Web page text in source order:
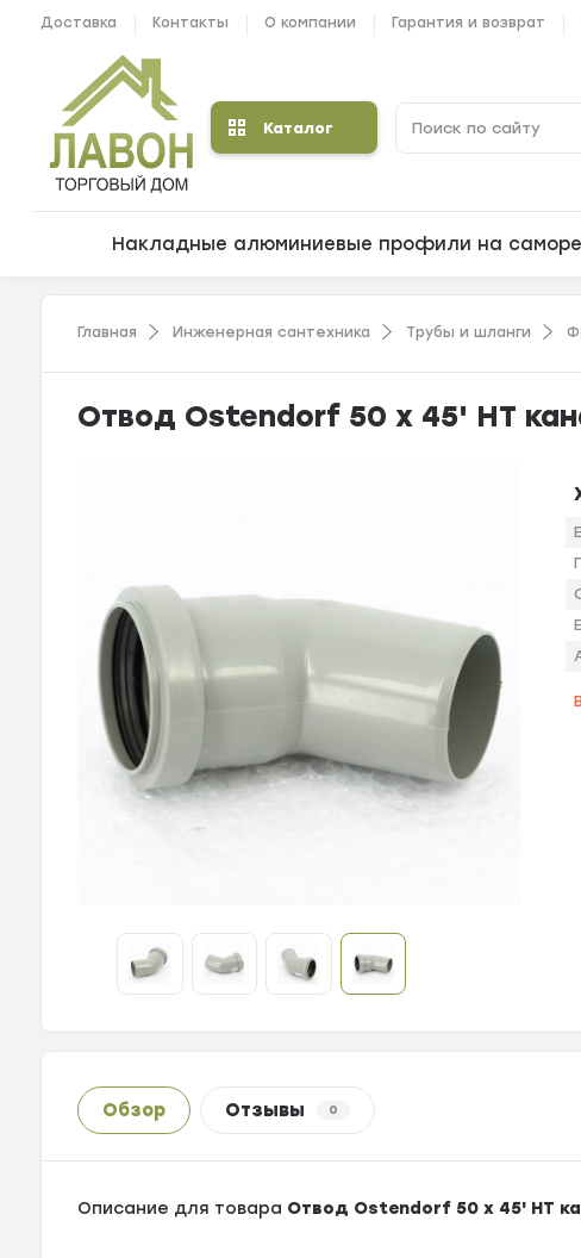
Доставка Контакты О компании Гарантия и возврат
Каталог
Накладные алюминиевые профили на
Главная Инженерная сантехника Трубы и шланги
Отвод Ostendorf 50 х 45' HT
Обзор Отзывы 0
Описание для товара Отвод Ostendorf 50 х 45' HT